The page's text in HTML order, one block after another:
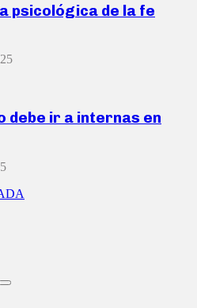
psicológica de la fe
debe ir a internas en
Search